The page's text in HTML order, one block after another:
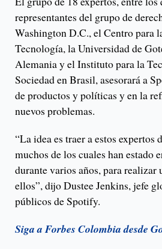
representantes del grupo de
Washington D.C., el Centro para
Tecnología, la Universidad de
Alemania y el Instituto para la
Sociedad en Brasil, asesorará a
de productos y políticas y en la
nuevos problemas.
“La idea es traer a estos expertos
muchos de los cuales han estado
durante varios años, para realizar
ellos”, dijo Dustee Jenkins, jefe
públicos de Spotify.
Siga a Forbes Colombia desde